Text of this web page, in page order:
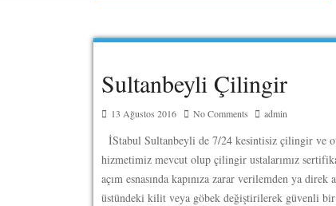
Sultanbeyli Çilingir
13 Ağustos 2016 No Comments admin
İStabul Sultanbeyli de 7/24 kesintisiz çilingir ve
hizmetimiz mevcut olup çilingir ustalarımız
açım esnasında kapınıza zarar verilemden ya direk
üstündeki kilit veya göbek değiştirilerek güvenli bir